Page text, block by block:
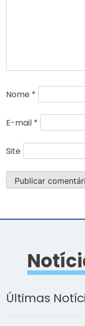
Nome *
E-mail *
Site
Últimas